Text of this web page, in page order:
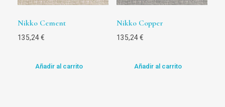
Nikko Cement
135,24€
Añadir al carrito
Nikko Copper
135,24€
Añadir al carrito